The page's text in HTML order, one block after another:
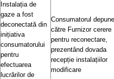
Instalația de
gaze a fost
deconectată din
inițiativa
consumatorului
pentru
efectuarea
lucrărilor de
Consumatorul depune
către Furnizor cerere
pentru reconectare,
prezentând dovada
recepție instalațiilor
modificare